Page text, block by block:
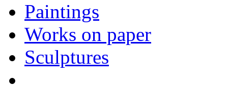
Paintings
Works on paper
Sculptures